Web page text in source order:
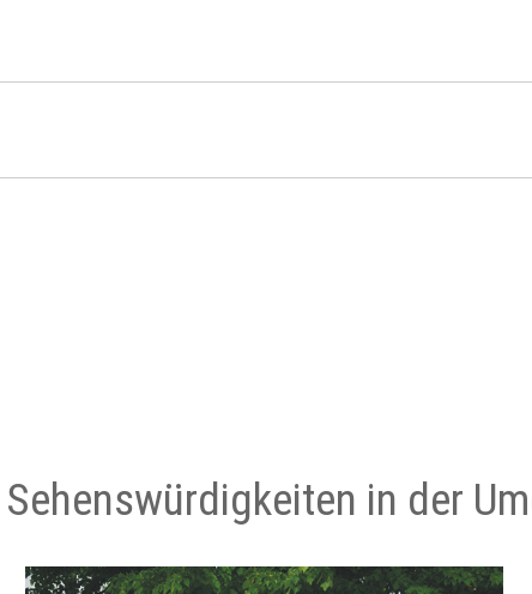
in der